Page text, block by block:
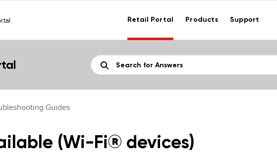
Retail Portal Products Support
Guides
(Wi-Fi® devices)